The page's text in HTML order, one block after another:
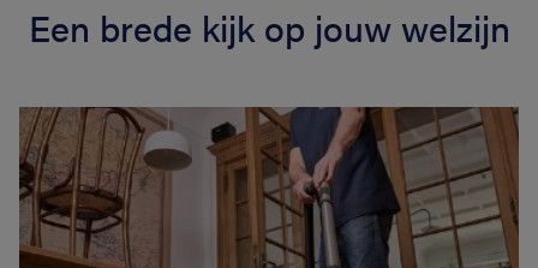
Een brede kijk op jouw welzijn